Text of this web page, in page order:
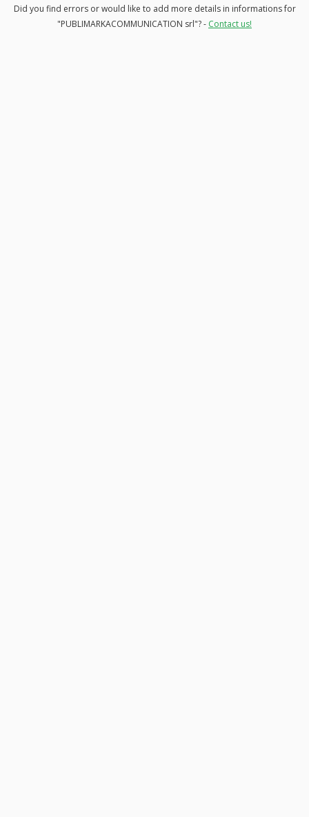
Did you find errors or would like to add more details in informations for
"PUBLIMARKACOMMUNICATION srl"? - Contact us!